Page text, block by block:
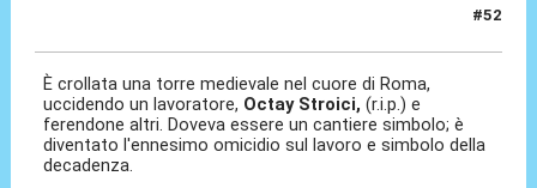
#52
È crollata una torre medievale nel cuore di Roma,
uccidendo un lavoratore, Octay Stroici, (r.i.p.) e
ferendone altri. Doveva essere un cantiere simbolo; è
diventato l'ennesimo omicidio sul lavoro e simbolo della
decadenza.